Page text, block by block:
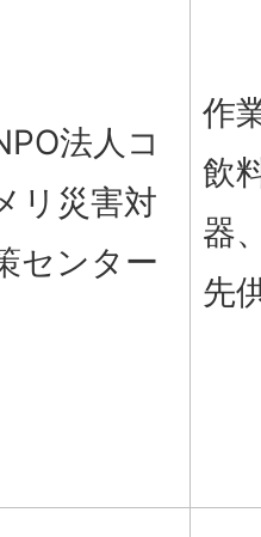
法人コ
リ災害対
センター
作
飲
器
先